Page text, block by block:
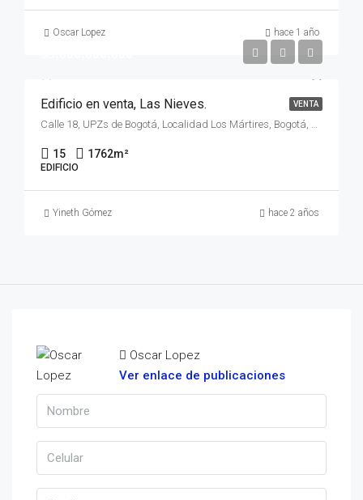
Oscar Lopez hace 1 año
VENTA
Edificio en venta, Las Nieves.
Calle 18, UPZs de Bogotá, Localidad Los Mártires, Bogotá, Bogotá Distrito Capital - Municipio, RAP (Especial) Central, 111411, Colombia
15 1762m²
EDIFICIO
Yineth Gómez hace 2 años
Oscar Lopez
Ver enlace de publicaciones